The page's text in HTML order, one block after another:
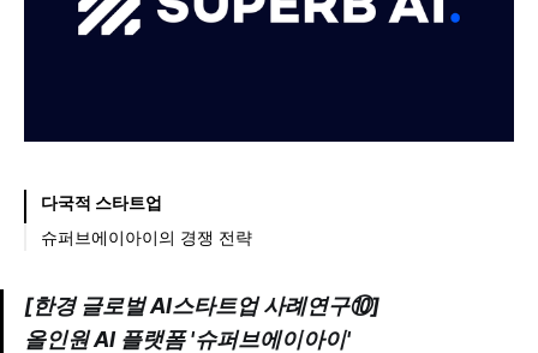
다국적 스타트업
슈퍼브에이아이의 경쟁 전략
[한경 글로벌 AI스타트업 사례연구⑩]
올인원 AI 플랫폼 '슈퍼브에이아이'